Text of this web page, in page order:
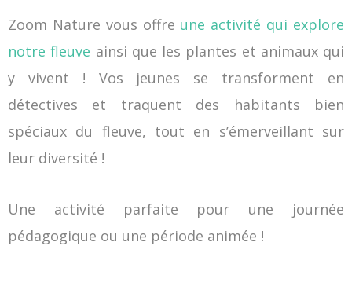
Zoom Nature vous offre une activité qui explore
notre fleuve ainsi que les plantes et animaux qui
y vivent ! Vos jeunes se transforment en
détectives et traquent des habitants bien
spéciaux du fleuve, tout en s’émerveillant sur
leur diversité !
Une activité parfaite pour une journée
pédagogique ou une période animée !